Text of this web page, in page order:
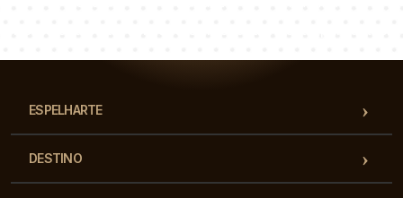
ESPELHARTE
DESTINO